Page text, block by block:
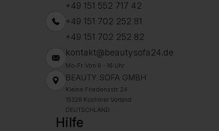
+49 151 552 717 42
+49 151 702 252 81
+49 151 702 252 82
kontakt@beautysofa24.de
Mo-Fr. Von 8 - 16 Uhr
BEAUTY SOFA GMBH
Kleine Friedensstr. 24
15328 Küstriner Vorland
DEUTSCHLAND
Hilfe